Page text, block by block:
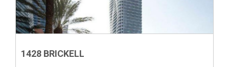
1428 BRICKELL